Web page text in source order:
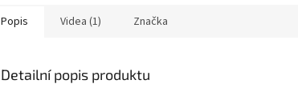
Popis Videa (1) Značka
Detailní popis produktu